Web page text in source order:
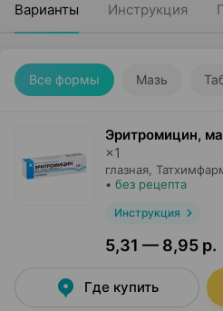
Варианты Инструкция
Все формы Мазь
Эритромицин,
×1
глазная,
• без рецепта
Инструкция
5,31 — 8,95 р.
Где купить